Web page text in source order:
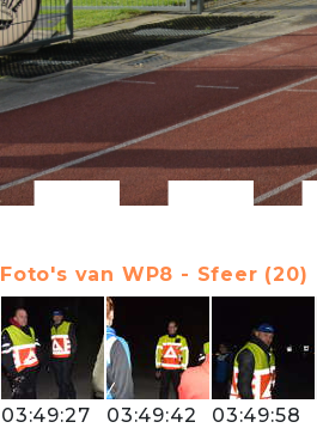
Foto's van WP8 - Sfeer (20)
03:49:27 03:49:42 03:49:58